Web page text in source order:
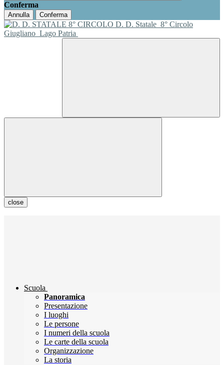
Conferma
Annulla Conferma
D. D. Statale 8° Circolo
Giugliano Lago Patria
close
Scuola
Panoramica
Presentazione
I luoghi
Le persone
I numeri della scuola
Le carte della scuola
Organizzazione
La storia